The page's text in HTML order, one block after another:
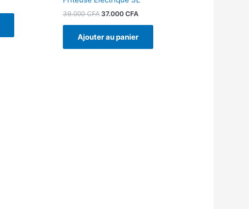
39.000CFA 37.000CFA
Ajouter au panier